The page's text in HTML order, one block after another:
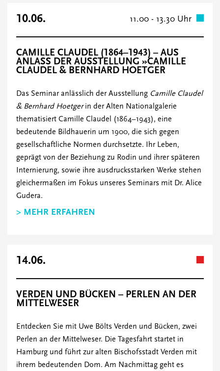
10.06. 11.00 - 13.30 Uhr
CAMILLE CLAUDEL (1864–1943) – AUS
ANLASS DER AUSSTELLUNG »CAMILLE
CLAUDEL & BERNHARD HOETGER
Das Seminar anlässlich der Ausstellung Camille Claudel
& Bernhard Hoetgerin der Alten Nationalgalerie
thematisiert Camille Claudel (1864–1943), eine
bedeutende Bildhauerin um 1900, die sich gegen
gesellschaftliche Normen durchsetzte. Ihr Leben,
geprägt von der Beziehung zu Rodin und ihrer späteren
Internierung, sowie ihre ausdrucksstarken Werke stehen
gleichermaßen im Fokus unseres Seminars mit Dr. Alice
Gudera.
> MEHR ERFAHREN
14.06.
VERDEN UND BÜCKEN – PERLEN AN DER
MITTELWESER
Entdecken Sie mit Uwe Bölts Verden und Bücken, zwei
Perlen an der Mittelweser. Die Tagesfahrt startet in
Hamburg und führt zur alten Bischofsstadt Verden mit
ihrem bedeutenden Dom. Am Nachmittag geht es